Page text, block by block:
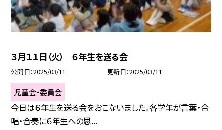
３月１１日（火） ６年生を送る会
公開日 2025/03/11 更新日 2025/03/11
児童会・委員会
今日は６年生を送る会をおこないました。各学年が言葉・合
唱・合奏に６年生への思...